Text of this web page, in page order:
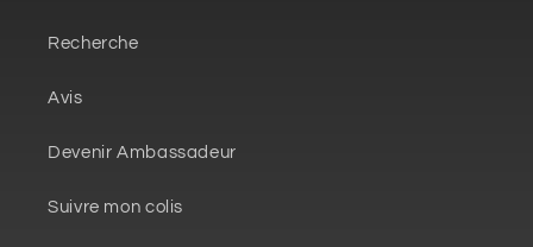
Recherche
Avis
Devenir Ambassadeur
Suivre mon colis